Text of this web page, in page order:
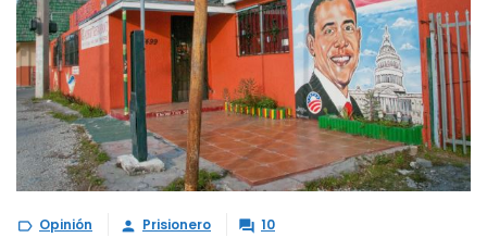
 Opinión  Prisionero  10